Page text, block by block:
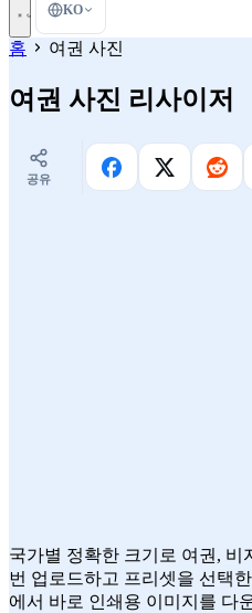
KO
홈 여권 사진
여권 사진 리사이저
공유
국가별 정확한 크기로 여권, 비
번 업로드하고 프리셋을 선택
에서 바로 인쇄용 이미지를 다